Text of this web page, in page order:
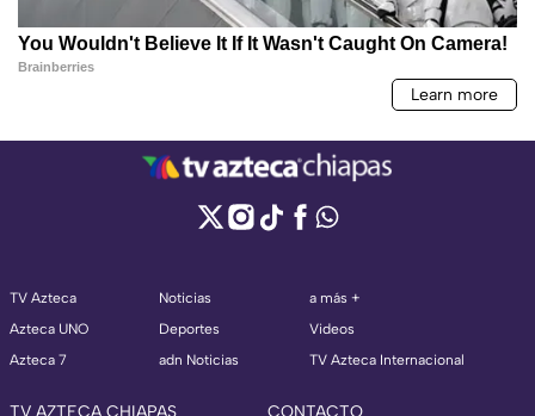
TV Azteca
Azteca UNO
Azteca 7
Noticias
Deportes
adn Noticias
a más +
Videos
TV Azteca Internacional
TV AZTECA CHIAPAS CONTACTO